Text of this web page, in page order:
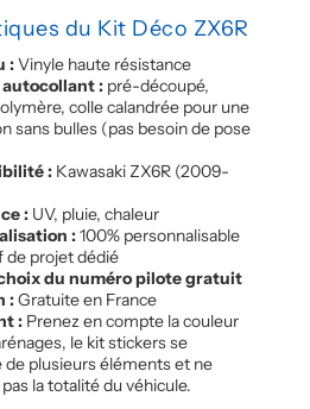
du Kit Déco ZX6R
:Vinyle haute résistance
: pré-découpé,
colle calandrée pour une
sans bulles (pas besoin de pose
: Kawasaki ZX6R (2009-
: UV, pluie, chaleur
:100% personnalisable
de projet dédié
du numéro pilote gratuit
:Gratuite en France
: Prenez en compte la couleur
le kit stickers se
de plusieurs éléments et ne
la totalité du véhicule.